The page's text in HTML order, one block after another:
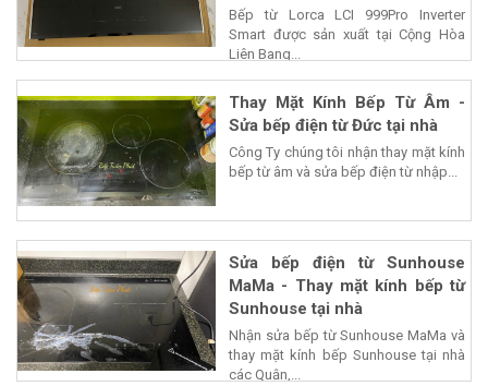
Bếp từ Lorca LCI 999Pro Inverter
Smart được sản xuất tại Cộng Hòa
Liên Bang...
Thay Mặt Kính Bếp Từ Âm -
Sửa bếp điện từ Đức tại nhà
Công Ty chúng tôi nhận thay mặt kính
bếp từ âm và sửa bếp điện từ nhập...
Sửa bếp điện từ Sunhouse
MaMa - Thay mặt kính bếp từ
Sunhouse tại nhà
Nhận sửa bếp từ Sunhouse MaMa và
thay mặt kính bếp Sunhouse tại nhà
các Quận,...